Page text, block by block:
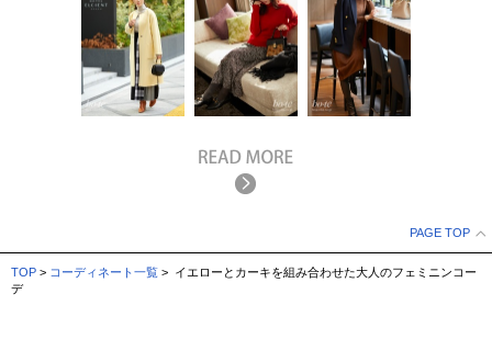
PAGE TOP
TOP > コーディネート一覧 > イエローとカーキを組み合わせた大人のフェミニンコー
デ